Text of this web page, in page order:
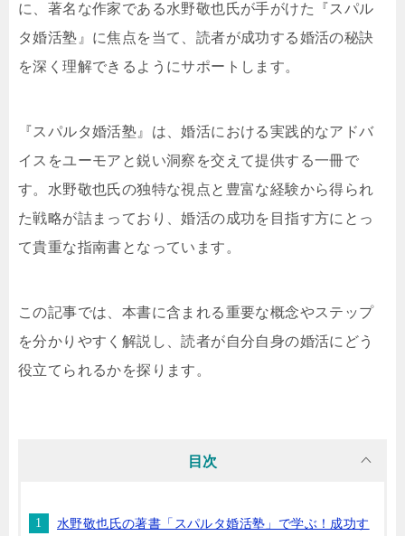
に、著名な作家である水野敬也氏が手がけた『スパル
タ婚活塾』に焦点を当て、読者が成功する婚活の秘訣
を深く理解できるようにサポートします。
『スパルタ婚活塾』は、婚活における実践的なアドバ
イスをユーモアと鋭い洞察を交えて提供する一冊で
す。水野敬也氏の独特な視点と豊富な経験から得られ
た戦略が詰まっており、婚活の成功を目指す方にとっ
て貴重な指南書となっています。
この記事では、本書に含まれる重要な概念やステップ
を分かりやすく解説し、読者が自分自身の婚活にどう
役立てられるかを探ります。
目次
水野敬也氏の著書「スパルタ婚活塾」で学ぶ！成功す